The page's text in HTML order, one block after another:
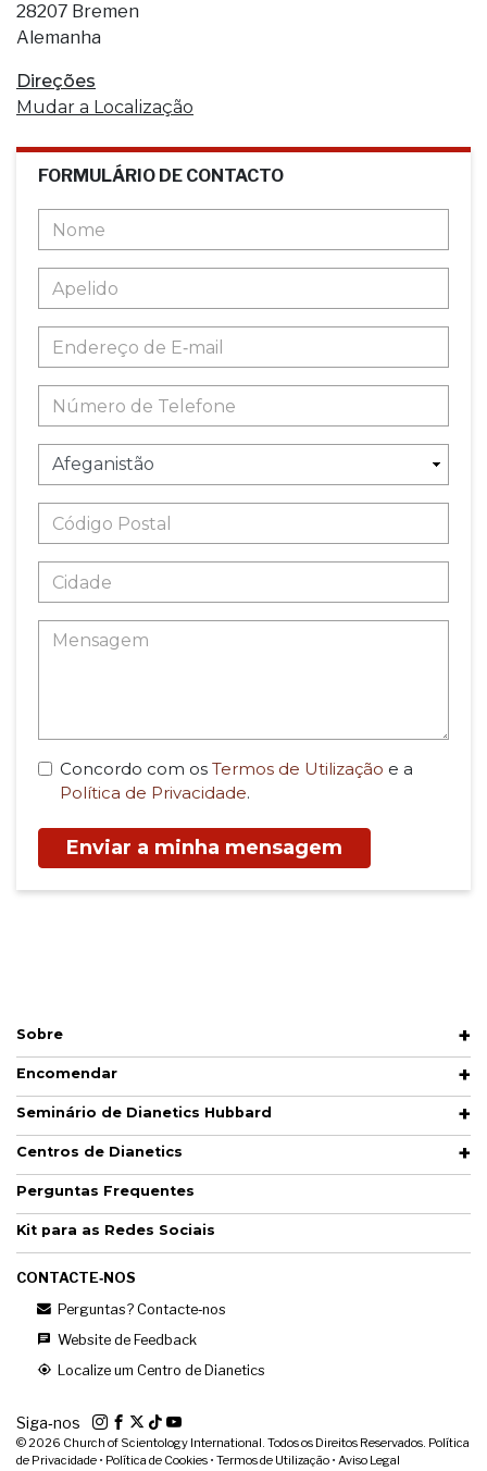
28207 Bremen
Alemanha
Direções
Mudar a Localização
FORMULÁRIO DE CONTACTO
Concordo com os Termos de Utilização e a
Política de Privacidade.
Enviar a minha mensagem
Sobre
Encomendar
Seminário de Dianetics Hubbard
Centros de Dianetics
Perguntas Frequentes
Kit para as Redes Sociais
CONTACTE‑NOS
Perguntas? Contacte‑nos
Website de Feedback
Localize um Centro de Dianetics
Siga‑nos
© 2026 Church of Scientology International. Todos os Direitos Reservados. Política
de Privacidade • Política de Cookies • Termos de Utilização • Aviso Legal